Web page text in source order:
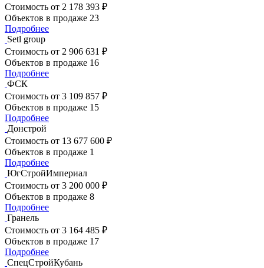
Стоимость от 2 178 393 ₽
Объектов в продаже 23
Подробнее
Setl group
Стоимость от 2 906 631 ₽
Объектов в продаже 16
Подробнее
ФСК
Стоимость от 3 109 857 ₽
Объектов в продаже 15
Подробнее
Донстрой
Стоимость от 13 677 600 ₽
Объектов в продаже 1
Подробнее
ЮгСтройИмпериал
Стоимость от 3 200 000 ₽
Объектов в продаже 8
Подробнее
Гранель
Стоимость от 3 164 485 ₽
Объектов в продаже 17
Подробнее
СпецСтройКубань